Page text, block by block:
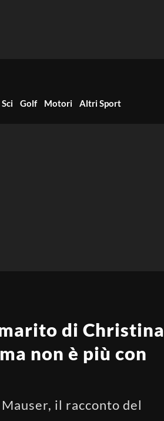
Sci Golf Motori Altri Sport
di Christina
non è più con
il racconto del